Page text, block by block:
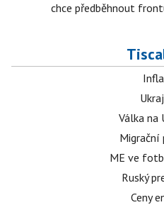
chce předběhnout
Válka na
ME ve
Ruský
Ceny